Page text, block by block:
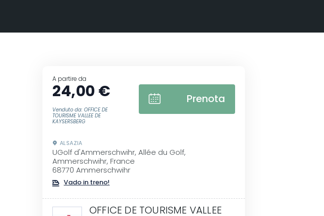
A partire da
24,00 €
Venduto da: OFFICE DE
TOURISME VALLEE DE
KAYSERSBERG
Prenota
ALSAZIA
UGolf d'Ammerschwihr, Allée du Golf,
Ammerschwihr, France
68770 Ammerschwihr
Vado in treno!
OFFICE DE TOURISME VALLEE